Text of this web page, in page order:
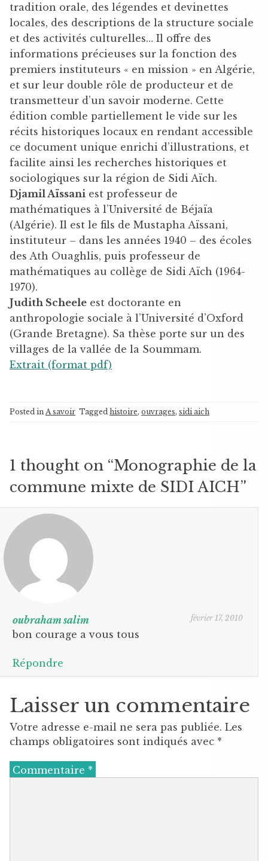
tradition orale, des légendes et devinettes
locales, des descriptions de la structure sociale
et des activités culturelles… Il offre des
informations précieuses sur la fonction des
premiers instituteurs « en mission » en Algérie,
et sur leur double rôle de producteur et de
transmetteur d’un savoir moderne. Cette
édition comble partiellement le vide sur les
récits historiques locaux en rendant accessible
ce document unique enrichi d’illustrations, et
facilite ainsi les recherches historiques et
sociologiques sur la région de Sidi Aïch.
Djamil Aïssani est professeur de
mathématiques à l’Université de Béjaïa
(Algérie). Il est le fils de Mustapha Aïssani,
instituteur – dans les années 1940 – des écoles
des Ath Ouaghlis, puis professeur de
mathématiques au collège de Sidi Aïch (1964-
1970).
Judith Scheele est doctorante en
anthropologie sociale à l’Université d’Oxford
(Grande Bretagne). Sa thèse porte sur un des
villages de la vallée de la Soummam.
Extrait (format pdf)
Posted in A savoir Tagged histoire, ouvrages, sidi aich
1 thought on “Monographie de la
commune mixte de SIDI AICH”
oubraham salim février 17, 2010
bon courage a vous tous
Répondre
Laisser un commentaire
Votre adresse e-mail ne sera pas publiée. Les
champs obligatoires sont indiqués avec *
Commentaire *